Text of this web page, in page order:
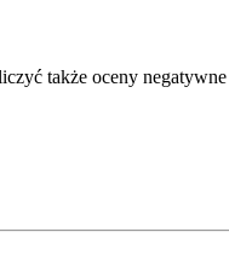
także oceny